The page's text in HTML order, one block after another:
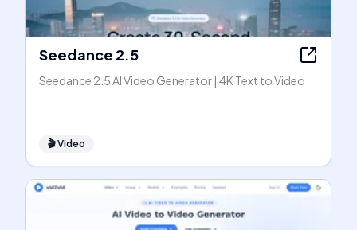
Seedance 2.5
Seedance 2.5 AI Video Generator | 4K Text to Video
🎬Video